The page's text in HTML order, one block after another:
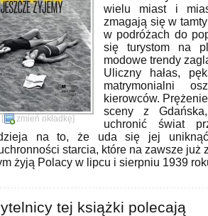
[ zmień okładkę]
wielu miast i
zmagają się w
w podróżach do
się turystom na
modowe trendy
Uliczny hałas,
matrymonialni
kierowców.
sceny z
uchronić świat
na to, że uda się jej
starcia, które na zawsze już
żyją Polacy w lipcu i sierpniu 1939
tej książki polecają